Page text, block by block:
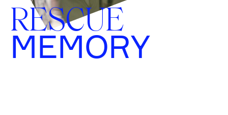
RESCUE
MEMORY